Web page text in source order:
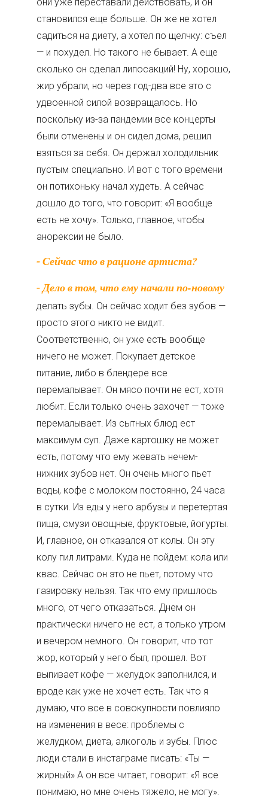
они уже переставали действовать, и он
становился еще больше. Он же не хотел
садиться на диету, а хотел по щелчку: съел
— и похудел. Но такого не бывает. А еще
сколько он сделал липосакций! Ну, хорошо,
жир убрали, но через год-два все это с
удвоенной силой возвращалось. Но
поскольку из-за пандемии все концерты
были отменены и он сидел дома, решил
взяться за себя. Он держал холодильник
пустым специально. И вот с того времени
он потихоньку начал худеть. А сейчас
дошло до того, что говорит: «Я вообще
есть не хочу». Только, главное, чтобы
анорексии не было.
- Сейчас что в рационе артиста?
- Дело в том, что ему начали по-новому
делать зубы. Он сейчас ходит без зубов —
просто этого никто не видит.
Соответственно, он уже есть вообще
ничего не может. Покупает детское
питание, либо в блендере все
перемалывает. Он мясо почти не ест, хотя
любит. Если только очень захочет — тоже
перемалывает. Из сытных блюд ест
максимум суп. Даже картошку не может
есть, потому что ему жевать нечем-
нижних зубов нет. Он очень много пьет
воды, кофе с молоком постоянно, 24 часа
в сутки. Из еды у него арбузы и перетертая
пища, смузи овощные, фруктовые, йогурты.
И, главное, он отказался от колы. Он эту
колу пил литрами. Куда не пойдем: кола или
квас. Сейчас он это не пьет, потому что
газировку нельзя. Так что ему пришлось
много, от чего отказаться. Днем он
практически ничего не ест, а только утром
и вечером немного. Он говорит, что тот
жор, который у него был, прошел. Вот
выпивает кофе — желудок заполнился, и
вроде как уже не хочет есть. Так что я
думаю, что все в совокупности повлияло
на изменения в весе: проблемы с
желудком, диета, алкоголь и зубы. Плюс
люди стали в инстаграме писать: «Ты —
жирный» А он все читает, говорит: «Я все
понимаю, но мне очень тяжело, не могу».